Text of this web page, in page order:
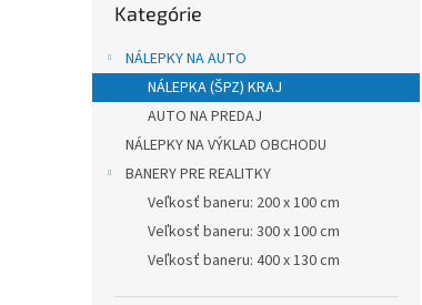
p
a
kategórie
Kategórie
NÁLEPKY NA AUTO
NÁLEPKA (ŠPZ) KRAJ
AUTO NA PREDAJ
NÁLEPKY NA VÝKLAD OBCHODU
BANERY PRE REALITKY
Veľkosť baneru: 200 x 100 cm
Veľkosť baneru: 300 x 100 cm
Veľkosť baneru: 400 x 130 cm